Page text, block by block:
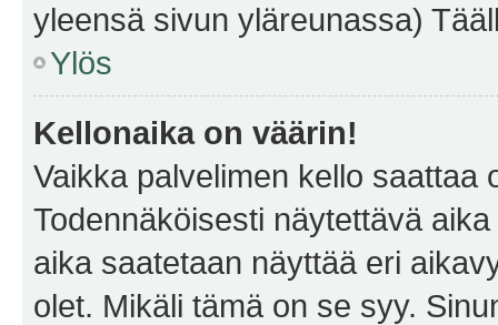
yleensä sivun yläreunassa)
Ylös
Kellonaika on väärin!
Vaikka palvelimen kello saattaa
Todennäköisesti näytettävä
aika saatetaan näyttää eri
olet. Mikäli tämä on se syy.